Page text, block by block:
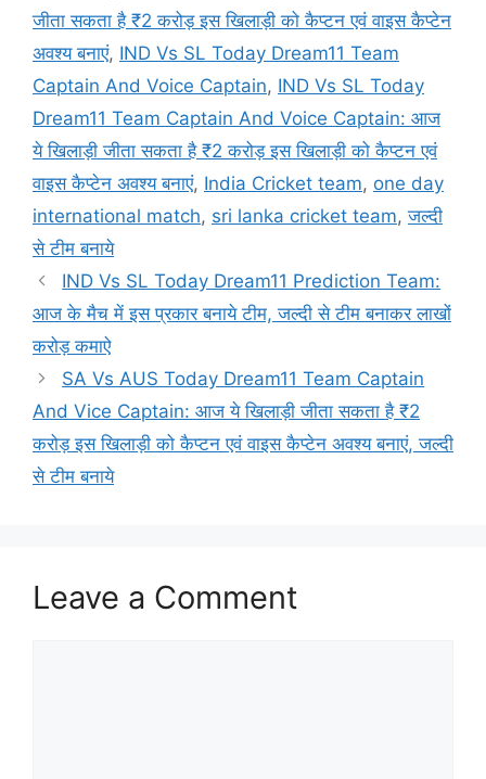
जीता सकता है ₹2 करोड़ इस खिलाड़ी को कैप्टन एवं वाइस कैप्टेन
अवश्य बनाएं, IND Vs SL Today Dream11 Team
Captain And Voice Captain, IND Vs SL Today
Dream11 Team Captain And Voice Captain: आज
ये खिलाड़ी जीता सकता है ₹2 करोड़ इस खिलाड़ी को कैप्टन एवं
वाइस कैप्टेन अवश्य बनाएं, India Cricket team, one day
international match, sri lanka cricket team,जल्दी
से टीम बनाये
IND Vs SL Today Dream11 Prediction Team:
आज के मैच में इस प्रकार बनाये टीम, जल्दी से टीम बनाकर लाखों
करोड़ कमाऐ
SA Vs AUS Today Dream11 Team Captain
And Vice Captain: आज ये खिलाड़ी जीता सकता है ₹2
करोड़ इस खिलाड़ी को कैप्टन एवं वाइस कैप्टेन अवश्य बनाएं, जल्दी
से टीम बनाये
Leave a Comment